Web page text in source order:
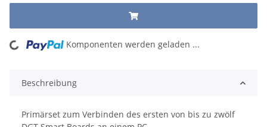
Loading... Komponenten werden geladen ...
Beschreibung
Primärset zum Verbinden des ersten von bis zu zwölf